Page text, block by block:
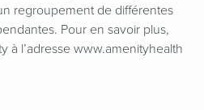
regroupement de différentes
Pour en savoir plus,
à l’adresse www​.ameni​ty​health​